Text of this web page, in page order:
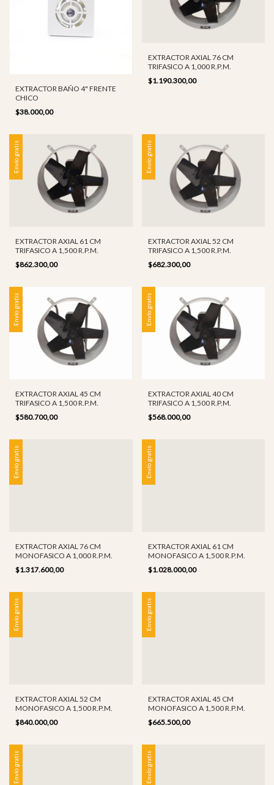
EXTRACTOR BAÑO 4" FRENTE
CHICO
$38.000,00
EXTRACTOR AXIAL 76 CM
TRIFASICO A 1,000 R.P.M.
$1.190.300,00
Envío gratis
EXTRACTOR AXIAL 61 CM
TRIFASICO A 1,500 R.P.M.
$862.300,00
Envío gratis
EXTRACTOR AXIAL 52 CM
TRIFASICO A 1,500 R.P.M.
$682.300,00
Envío gratis
EXTRACTOR AXIAL 45 CM
TRIFASICO A 1,500 R.P.M.
$580.700,00
Envío gratis
EXTRACTOR AXIAL 40 CM
TRIFASICO A 1,500 R.P.M.
$568.000,00
Envío gratis
EXTRACTOR AXIAL 76 CM
MONOFASICO A 1,000 R.P.M.
$1.317.600,00
Envío gratis
EXTRACTOR AXIAL 61 CM
MONOFASICO A 1,500 R.P.M.
$1.028.000,00
Envío gratis
EXTRACTOR AXIAL 52 CM
MONOFASICO A 1,500 R.P.M.
$840.000,00
Envío gratis
EXTRACTOR AXIAL 45 CM
MONOFASICO A 1,500 R.P.M.
$665.500,00
Envío gratis Envío gratis